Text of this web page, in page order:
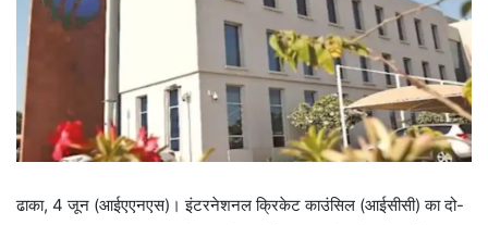
ढाका, 4 जून (आईएएनएस)। इंटरनेशनल क्रिकेट काउंसिल (आईसीसी) का दो-